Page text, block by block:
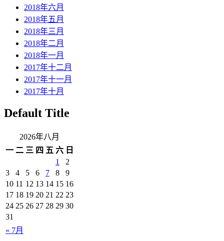
2018年六月
2018年五月
2018年三月
2018年二月
2018年一月
2017年十二月
2017年十一月
2017年十月
Default Title
2026年八月
一 二 三 四 五 六 日
« 7月
1
2
3
4 5 6 7 8
9
10 11 12 13 14 15 16
17 18 19 20 21 22 23
24 25 26 27 28 29 30
31